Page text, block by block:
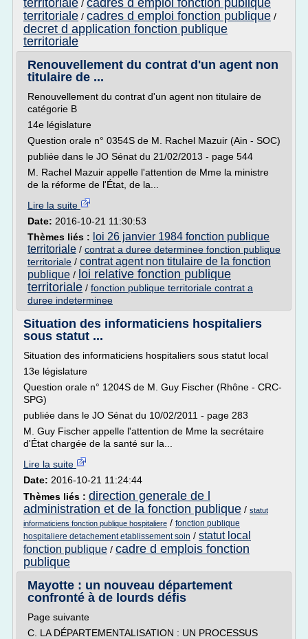
territoriale / cadres d emploi fonction publique
territoriale / cadres d emploi fonction publique /
decret d application fonction publique
territoriale
Renouvellement du contrat d'un agent non
titulaire de ...
Renouvellement du contrat d'un agent non titulaire de
catégorie B
14e législature
Question orale n° 0354S de M. Rachel Mazuir (Ain - SOC)
publiée dans le JO Sénat du 21/02/2013 - page 544
M. Rachel Mazuir appelle l'attention de Mme la ministre
de la réforme de l'État, de la...
Lire la suite
Date: 2016-10-21 11:30:53
Thèmes liés : loi 26 janvier 1984 fonction publique
territoriale / contrat a duree determinee fonction publique
territoriale / contrat agent non titulaire de la fonction
publique / loi relative fonction publique
territoriale / fonction publique territoriale contrat a
duree indeterminee
Situation des informaticiens hospitaliers
sous statut ...
Situation des informaticiens hospitaliers sous statut local
13e législature
Question orale n° 1204S de M. Guy Fischer (Rhône - CRC-
SPG)
publiée dans le JO Sénat du 10/02/2011 - page 283
M. Guy Fischer appelle l'attention de Mme la secrétaire
d'État chargée de la santé sur la...
Lire la suite
Date: 2016-10-21 11:24:44
Thèmes liés : direction generale de l
administration et de la fonction publique / statut
informaticiens fonction publique hospitaliere / fonction publique
hospitaliere detachement etablissement soin / statut local
fonction publique / cadre d emplois fonction
publique
Mayotte : un nouveau département
confronté à de lourds défis
Page suivante
C. LA DÉPARTEMENTALISATION : UN PROCESSUS